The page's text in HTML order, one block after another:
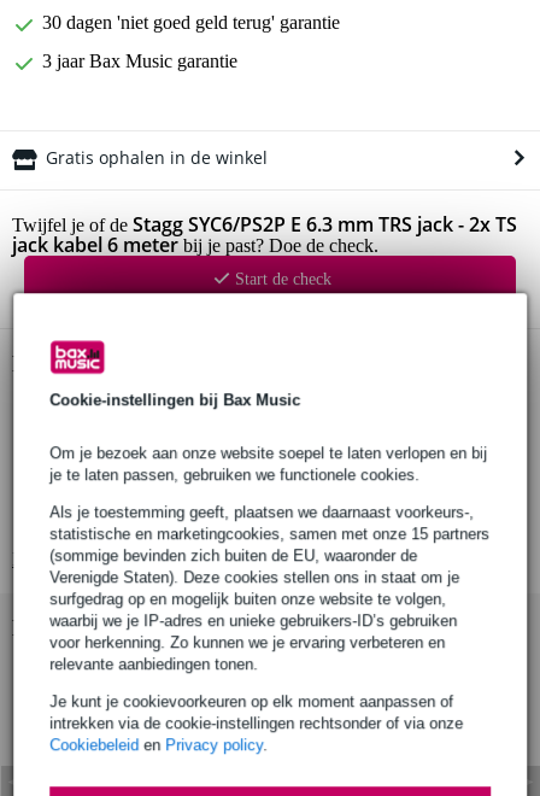
Cookie-instellingen bij Bax Music
Om je bezoek aan onze website soepel te laten verlopen en bij
je te laten passen, gebruiken we functionele cookies.
Als je toestemming geeft, plaatsen we daarnaast voorkeurs-,
statistische en marketingcookies, samen met onze 15 partners
(sommige bevinden zich buiten de EU, waaronder de
Verenigde Staten). Deze cookies stellen ons in staat om je
surfgedrag op en mogelijk buiten onze website te volgen,
waarbij we je IP-adres en unieke gebruikers-ID’s gebruiken
voor herkenning. Zo kunnen we je ervaring verbeteren en
relevante aanbiedingen tonen.
Je kunt je cookievoorkeuren op elk moment aanpassen of
intrekken via de cookie-instellingen rechtsonder of via onze
Cookiebeleid en Privacy policy.
30 dagen 'niet goed geld terug' garantie
3 jaar Bax Music garantie
Gratis ophalen in de winkel
Twijfel je of de Stagg SYC6/PS2P E 6.3 mm TRS jack - 2x TS
jack kabel 6 meter bij je past? Doe de check.
Start de check
Productinformatie
Stagg SYC6/PS2P E TRS jack - 2x TS jack splitterkabel
connectoren:
6.3 mm TRS Jack
2x 6.3 mm TS Jack
Bekijk alle productspecificaties
Bekijk ook eens (1)